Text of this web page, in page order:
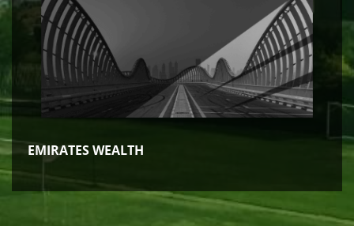
EMIRATES WEALTH